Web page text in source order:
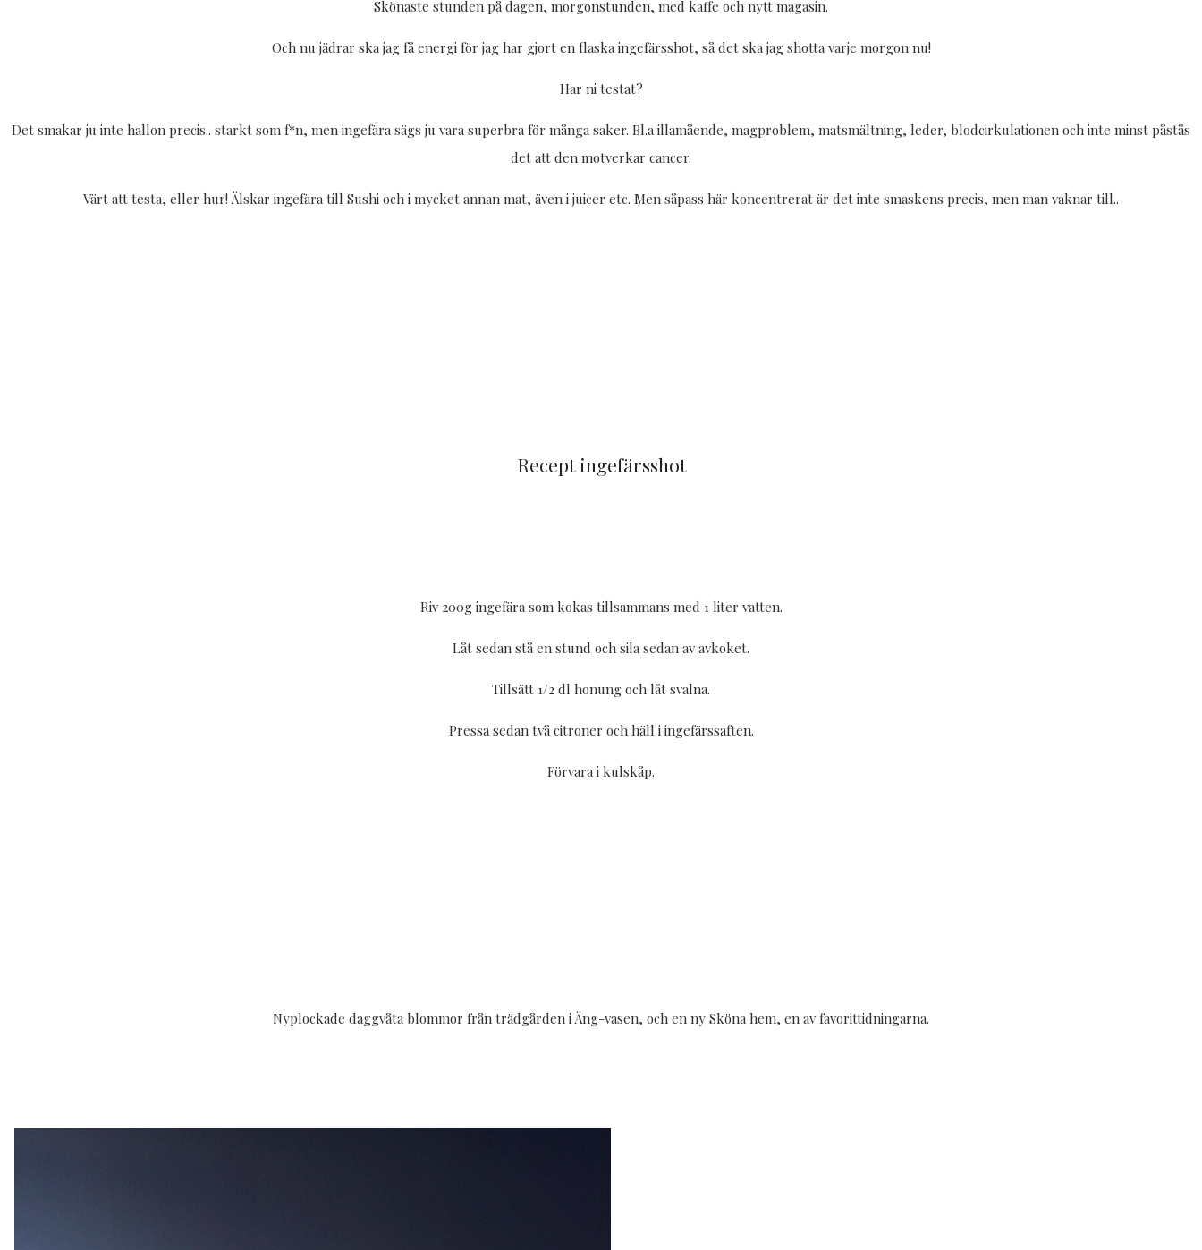
Skönaste stunden på dagen, morgonstunden, med kaffe och nytt magasin.
Och nu jädrar ska jag få energi för jag har gjort en flaska ingefärsshot, så det ska jag shotta varje morgon nu!
Har ni testat?
Det smakar ju inte hallon precis.. starkt som f*n, men ingefära sägs ju vara superbra för många saker. Bl.a illamående, magproblem, matsmältning, leder, blodcirkulationen och inte minst påstås
det att den motverkar cancer.
Värt att testa, eller hur! Älskar ingefära till Sushi och i mycket annan mat, även i juicer etc. Men såpass här koncentrerat är det inte smaskens precis, men man vaknar till..
Recept ingefärsshot
Riv 200g ingefära som kokas tillsammans med 1 liter vatten.
Låt sedan stå en stund och sila sedan av avkoket.
Tillsätt 1/2 dl honung och låt svalna.
Pressa sedan två citroner och häll i ingefärssaften.
Förvara i kulskåp.
Nyplockade daggvåta blommor från trädgården i Äng-vasen, och en ny Sköna hem, en av favorittidningarna.